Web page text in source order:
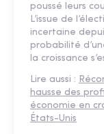
poussé leurs
L’issue de
incertaine
probabilité
la croissance
Lire aussi :
hausse des
économie en
États-Unis